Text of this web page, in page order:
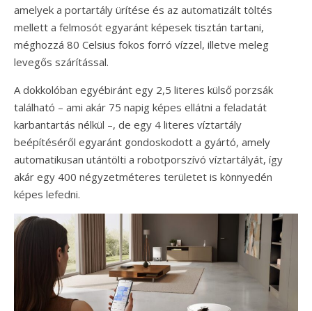
amelyek a portartály ürítése és az automatizált töltés
mellett a felmosót egyaránt képesek tisztán tartani,
méghozzá 80 Celsius fokos forró vízzel, illetve meleg
levegős szárítással.
A dokkolóban egyébiránt egy 2,5 literes külső porzsák
található – ami akár 75 napig képes ellátni a feladatát
karbantartás nélkül –, de egy 4 literes víztartály
beépítéséről egyaránt gondoskodott a gyártó, amely
automatikusan utántölti a robotporszívó víztartályát, így
akár egy 400 négyzetméteres területet is könnyedén
képes lefedni.